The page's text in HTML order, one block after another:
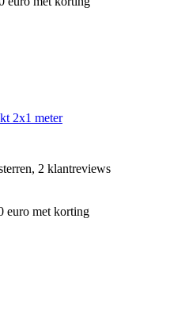
2x1 meter
2 klantreviews
euro met korting